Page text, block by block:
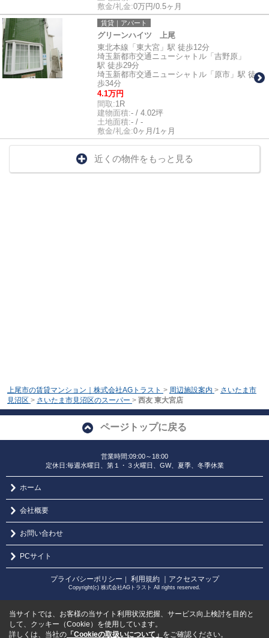
敷金/礼金:0万円/0.5ヶ月
賃貸｜アパート
グリーンハイツ 上尾
東北本線「東大宮」駅 徒歩12分
埼玉新都市交通ニューシャトル「吉野原」
駅 徒歩29分
埼玉新都市交通ニューシャトル「原市」駅 徒
歩34分
4.1万円
間取:1R
建物面積:- / 4.02坪
土地面積:- / -
敷金/礼金:0ヶ月/1ヶ月
近くの物件をもっと見る
上尾市の賃貸マンション｜株式会社AGトラスト > 周辺施設案内 > さいたま市
見沼区 > さいたま市見沼区のスーパー > 西友 東大宮店
ページトップに戻る
営業時間:09:00～18:00
定休日:毎週水曜日、第１・３火曜日、GW、夏季、冬季休業
ホーム
会社概要
お問い合わせ
PCサイト
プライバシーポリシー ｜ 利用規約 ｜アクセスマップ
Copyright(c) 株式会社AGトラスト All rights reserved.
当サイトでは、お客様の当サイト利用状況把握、サービス向上検討を目的と
して、クッキー（Cookie）を使用しています。
詳しくは、当社の 「Cookieの取扱いについて」 をご確認ください。